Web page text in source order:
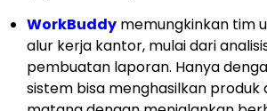
WorkBuddy memungkinkan tim
alur kerja kantor, mulai dari
pembuatan laporan. Hanya
sistem bisa menghasilkan produk